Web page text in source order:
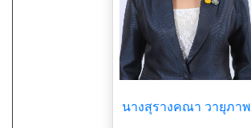
นางสุรางคณา วายุภาพ